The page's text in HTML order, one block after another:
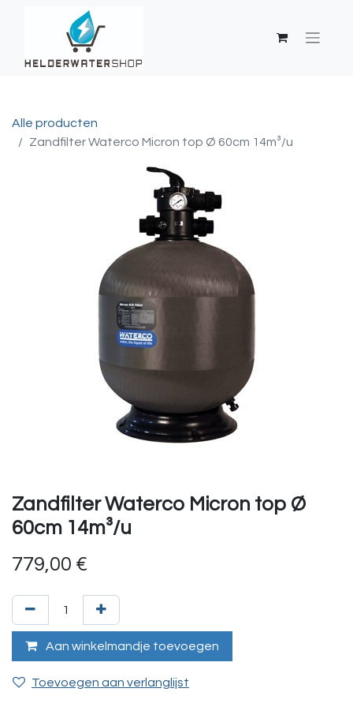
Alle producten
Zandfilter Waterco Micron top Ø 60cm 14m³/u
Zandfilter Waterco Micron top Ø
60cm 14m³/u
779,00 €
Aan winkelmandje toevoegen
Toevoegen aan verlanglijst